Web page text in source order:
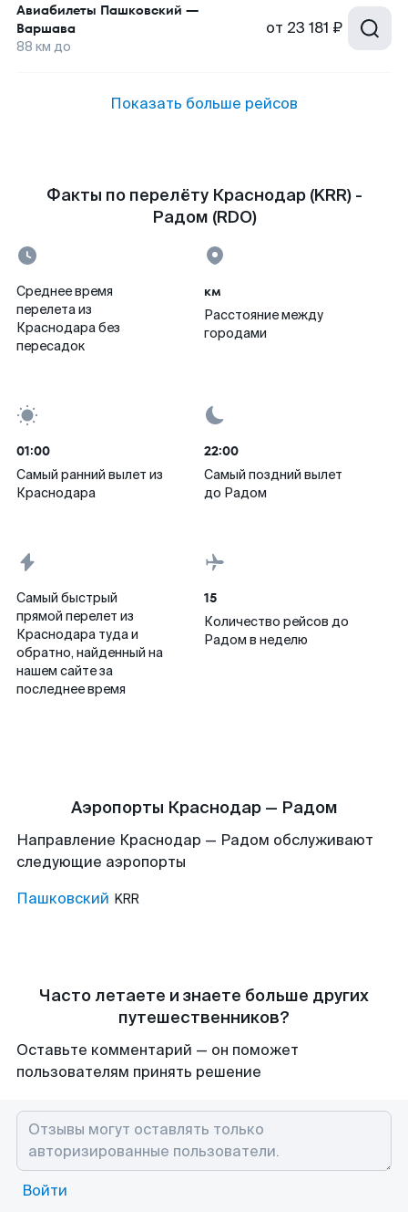
Авиабилеты Пашковский —
Варшава
88 км до
от 23 181 ₽
Показать больше рейсов
Факты по перелёту Краснодар (KRR) -
Радом (RDO)
Среднее время
перелета из
Краснодара без
пересадок
км
Расстояние между
городами
01:00
Самый ранний вылет из
Краснодара
22:00
Самый поздний вылет
до Радом
Самый быстрый
прямой перелет из
Краснодара туда и
обратно, найденный на
нашем сайте за
последнее время
15
Количество рейсов до
Радом в неделю
Аэропорты Краснодар — Радом
Направление Краснодар — Радом обслуживают
следующие аэропорты
Пашковский KRR
Часто летаете и знаете больше других
путешественников?
Оставьте комментарий — он поможет
пользователям принять решение
Войти